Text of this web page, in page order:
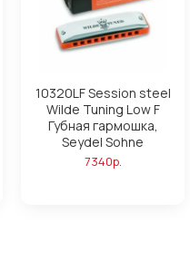
10320LF Session steel
Wilde Tuning Low F
Губная гармошка,
Seydel Sohne
7340р.